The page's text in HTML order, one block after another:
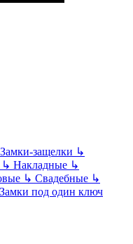
Замки-защелки ↳
↳ Накладные ↳
↳ Свадебные ↳
Замки под один ключ